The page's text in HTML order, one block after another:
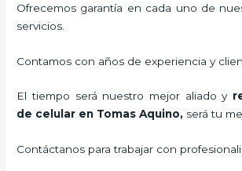
Ofrecemos garantía en cada uno de
servicios.
Contamos con años de experiencia y
El tiempo será nuestro mejor aliado y
de celular en Tomas Aquino, será tu
Contáctanos para trabajar con